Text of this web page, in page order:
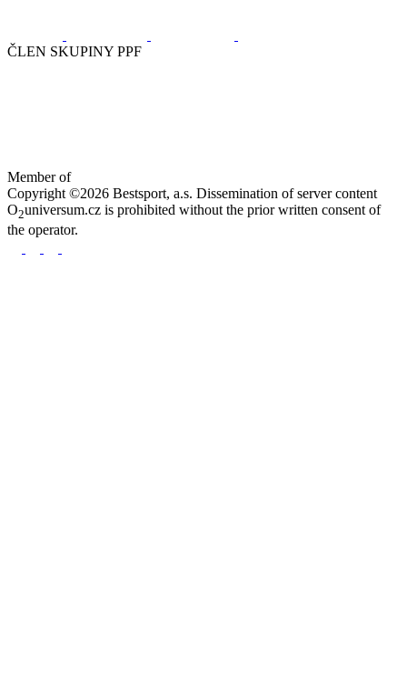
ČLEN SKUPINY PPF
Member of
Copyright ©2026 Bestsport, a.s. Dissemination of server content
O2universum.cz is prohibited without the prior written consent of
the operator.